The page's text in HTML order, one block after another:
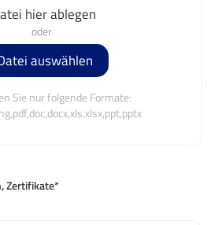
hier ablegen
auswählen
Sie nur folgende Formate:
Zertifikate*